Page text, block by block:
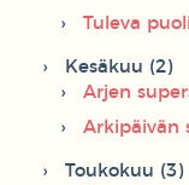
Tuleva
Kesäkuu (2)
Arjen
Arkipäivän
Toukokuu (3)